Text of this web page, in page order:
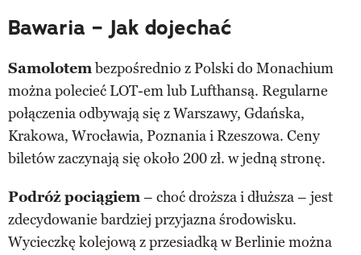
Bawaria – Jak dojechać
Samolotembezpośrednio z Polski do Monachium
można polecieć LOT-em lub Lufthansą. Regularne
połączenia odbywają się z Warszawy, Gdańska,
Krakowa, Wrocławia, Poznania i Rzeszowa. Ceny
biletów zaczynają się około 200 zł. w jedną stronę.
Podróż pociągiem– choć droższa i dłuższa – jest
zdecydowanie bardziej przyjazna środowisku.
Wycieczkę kolejową z przesiadką w Berlinie można